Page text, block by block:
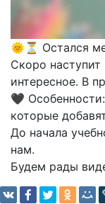
🌞⏳ Остался
Скоро
интересное. В
🖤
которые
До начала
нам.
Будем рады